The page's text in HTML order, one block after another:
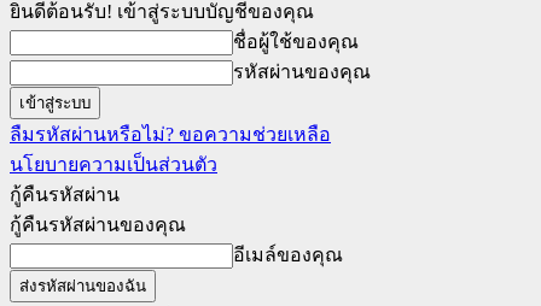
ยินดีต้อนรับ! เข้าสู่ระบบบัญชีของคุณ
ชื่อผู้ใช้ของคุณ
รหัสผ่านของคุณ
ลืมรหัสผ่านหรือไม่? ขอความช่วยเหลือ
นโยบายความเป็นส่วนตัว
กู้คืนรหัสผ่าน
กู้คืนรหัสผ่านของคุณ
อีเมล์ของคุณ